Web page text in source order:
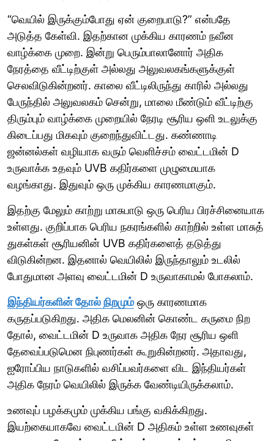
“வெயில் இருக்கும்போது ஏன் குறைபாடு?” என்பதே
அடுத்த கேள்வி. இதற்கான முக்கிய காரணம் நவீன
வாழ்க்கை முறை. இன்று பெரும்பாலானோர் அதிக
நேரத்தை வீட்டிற்குள் அல்லது அலுவலகங்களுக்குள்
செலவிடுகின்றனர். காலை வீட்டிலிருந்து காரில் அல்லது
பேருந்தில் அலுவலகம் சென்று, மாலை மீண்டும் வீட்டிற்கு
திரும்பும் வாழ்க்கை முறையில் நேரடி சூரிய ஒளி உடலுக்கு
கிடைப்பது மிகவும் குறைந்துவிட்டது. கண்ணாடி
ஜன்னல்கள் வழியாக வரும் வெளிச்சம் வைட்டமின் D
உருவாக்க உதவும் UVB கதிர்களை முழுமையாக
வழங்காது. இதுவும் ஒரு முக்கிய காரணமாகும்.
இதற்கு மேலும் காற்று மாசுபாடு ஒரு பெரிய பிரச்சினையாக
உள்ளது. குறிப்பாக பெரிய நகரங்களில் காற்றில் உள்ள மாசுத்
துகள்கள் சூரியனின் UVB கதிர்களைத் தடுத்து
விடுகின்றன. இதனால் வெயிலில் இருந்தாலும் உடலில்
போதுமான அளவு வைட்டமின் D உருவாகாமல் போகலாம்.
இந்தியர்களின் தோல் நிறமும்ஒரு காரணமாக
கருதப்படுகிறது. அதிக மெலனின் கொண்ட கருமை நிற
தோல், வைட்டமின் D உருவாக அதிக நேர சூரிய ஒளி
தேவைப்படுமென நிபுணர்கள் கூறுகின்றனர். அதாவது,
ஐரோப்பிய நாடுகளில் வசிப்பவர்களை விட இந்தியர்கள்
அதிக நேரம் வெயிலில் இருக்க வேண்டியிருக்கலாம்.
உணவுப் பழக்கமும் முக்கிய பங்கு வகிக்கிறது.
இயற்கையாகவே வைட்டமின் D அதிகம் உள்ள உணவுகள்